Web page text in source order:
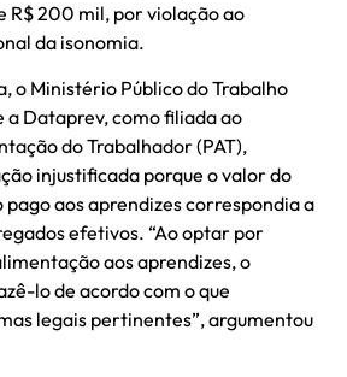
R$ 200 mil, por violação ao
da isonomia.
o Ministério Público do Trabalho
a Dataprev, como filiada ao
do Trabalhador (PAT),
injustificada porque o valor do
aos aprendizes correspondia a
efetivos. “Ao optar por
aos aprendizes, o
lo de acordo com o que
legais pertinentes”, argumentou